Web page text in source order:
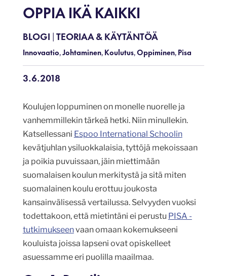
OPPIA IKÄ KAIKKI
BLOGI TEORIAA & KÄYTÄNTÖÄ
Innovaatio,Johtaminen, Koulutus,Oppiminen, Pisa
3.6.2018
Koulujen loppuminen on monelle nuorelle ja
vanhemmillekin tärkeä hetki. Niin minullekin.
Katsellessani Espoo International Schoolin
kevätjuhlan ysiluokkalaisia, tyttöjä mekoissaan
ja poikia puvuissaan, jäin miettimään
suomalaisen koulun merkitystä ja sitä miten
suomalainen koulu erottuu joukosta
kansainvälisessä vertailussa. Selvyyden vuoksi
todettakoon, että mietintäni ei perustu PISA -
tutkimukseenvaan omaan kokemukseeni
kouluista joissa lapseni ovat opiskelleet
asuessamme eri puolilla maailmaa.